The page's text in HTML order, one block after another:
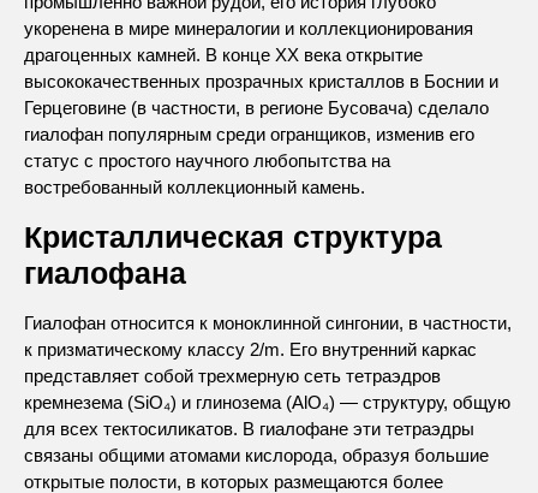
укоренена в мире минералогии и коллекционирования
драгоценных камней. В конце XX века открытие
высококачественных прозрачных кристаллов в Боснии и
Герцеговине (в частности, в регионе Бусовача) сделало
гиалофан популярным среди огранщиков, изменив его
статус с простого научного любопытства на
востребованный коллекционный камень.
Кристаллическая структура
гиалофана
Гиалофан относится к моноклинной сингонии, в частности,
к призматическому классу 2/m. Его внутренний каркас
представляет собой трехмерную сеть тетраэдров
кремнезема (SiO₄) и глинозема (AlO₄) — структуру, общую
для всех тектосиликатов. В гиалофане эти тетраэдры
связаны общими атомами кислорода, образуя большие
открытые полости, в которых размещаются более